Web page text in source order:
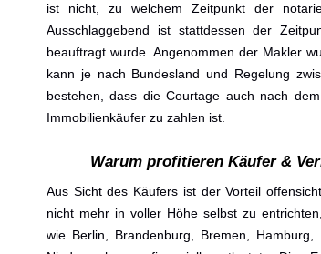
ist nicht, zu welchem Zeitpunkt der
Ausschlaggebend ist stattdessen der
beauftragt wurde.Angenommen der Makler
kann je nach Bundesland und Regelung
bestehen, dass die Courtage auch nach
Immobilienkäufer zu zahlen ist.
Warum profitieren Käufer &
Aus Sicht des Käufers ist der Vorteil
nicht mehr in voller Höhe selbst zu
wie Berlin, Brandenburg, Bremen,